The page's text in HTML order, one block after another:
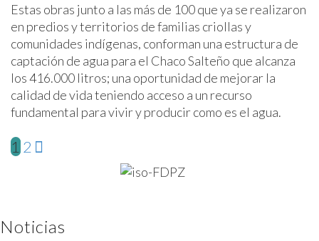
Estas obras junto a las más de 100 que ya se realizaron
en predios y territorios de familias criollas y
comunidades indígenas, conforman una estructura de
captación de agua para el Chaco Salteño que alcanza
los 416.000 litros; una oportunidad de mejorar la
calidad de vida teniendo acceso a un recurso
fundamental para vivir y producir como es el agua.
1 2
Noticias